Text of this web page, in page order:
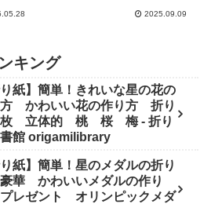
2025.09.09
キング
り紙】簡単！きれいな星の花の
かわいい花の作り方 折り
枚 立体的 桃 桜 梅 - 折り
館 origamilibrary
り紙】簡単！星のメダルの折り
華 かわいいメダルの作り
レゼント オリンピックメダ